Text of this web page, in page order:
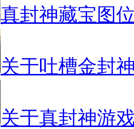
真封神藏宝图
关于吐槽金封
关于真封神游